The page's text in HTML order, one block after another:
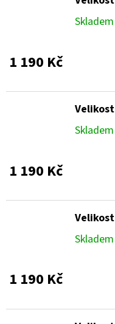
Skladem
1 190 Kč
Skladem
1 190 Kč
Skladem
1 190 Kč